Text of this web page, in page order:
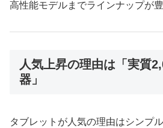
高性能モデルまでラインナップが豊
人気上昇の理由は「実質
器」
タブレットが人気の理由はシンプル